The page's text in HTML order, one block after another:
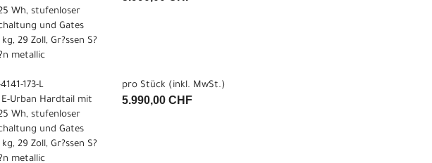
Wh, stufenloser
und Gates
29 Zoll, Gr?ssen S?
metallic
173-L
E-Urban Hardtail mit
Wh, stufenloser
und Gates
29 Zoll, Gr?ssen S?
metallic
pro Stück (inkl. MwSt.)
5.990,00 CHF